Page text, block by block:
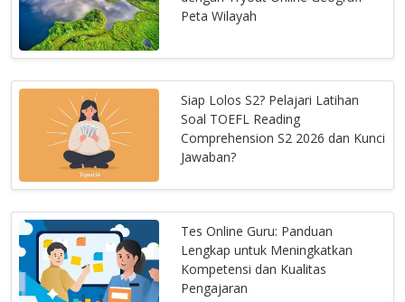
Peta Wilayah
Siap Lolos S2? Pelajari Latihan
Soal TOEFL Reading
Comprehension S2 2026 dan Kunci
Jawaban?
Tes Online Guru: Panduan
Lengkap untuk Meningkatkan
Kompetensi dan Kualitas
Pengajaran